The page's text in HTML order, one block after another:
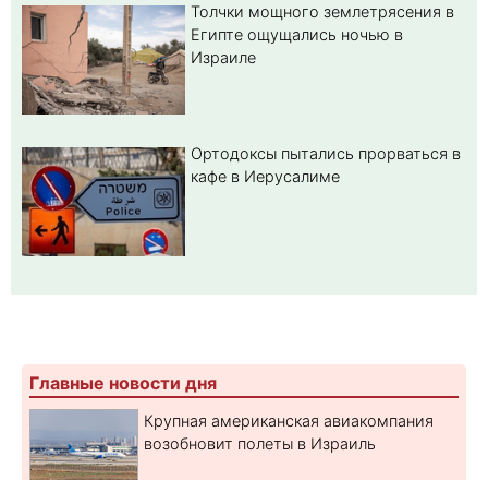
Толчки мощного землетрясения в
Египте ощущались ночью в
Израиле
Ортодоксы пытались прорваться в
кафе в Иерусалиме
Главные новости дня
Крупная американская авиакомпания
возобновит полеты в Израиль